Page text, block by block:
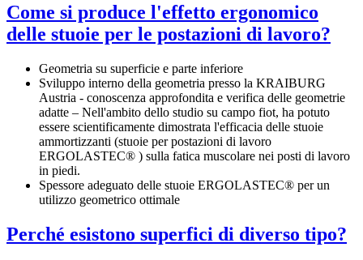
Come si produce l'effetto ergonomico
delle stuoie per le postazioni di lavoro?
Geometria su superficie e parte inferiore
Sviluppo interno della geometria presso la KRAIBURG
Austria - conoscenza approfondita e verifica delle geometrie
adatte – Nell'ambito dello studio su campo fiot, ha potuto
essere scientificamente dimostrata l'efficacia delle stuoie
ammortizzanti (stuoie per postazioni di lavoro
ERGOLASTEC® ) sulla fatica muscolare nei posti di lavoro
in piedi.
Spessore adeguato delle stuoie ERGOLASTEC® per un
utilizzo geometrico ottimale
Perché esistono superfici di diverso tipo?